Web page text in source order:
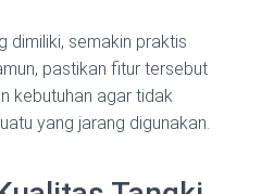
dimiliki, semakin praktis
pastikan fitur tersebut
kebutuhan agar tidak
yang jarang digunakan.